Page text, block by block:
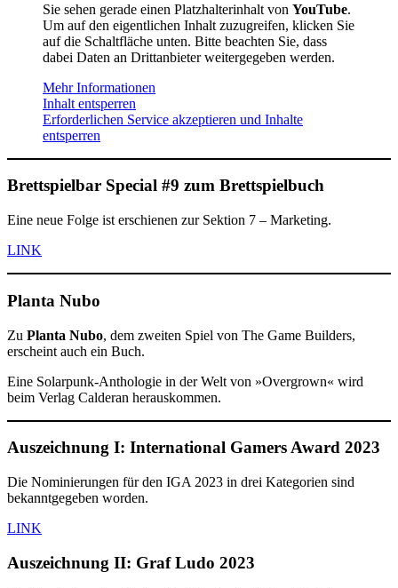
Sie sehen gerade einen Platzhalterinhalt von YouTube.
Um auf den eigentlichen Inhalt zuzugreifen, klicken Sie
auf die Schaltfläche unten. Bitte beachten Sie, dass
dabei Daten an Drittanbieter weitergegeben werden.
Mehr Informationen
Inhalt entsperren
Erforderlichen Service akzeptieren und Inhalte
entsperren
Brettspielbar Special #9 zum Brettspielbuch
Eine neue Folge ist erschienen zur Sektion 7 – Marketing.
LINK
Planta Nubo
Zu Planta Nubo, dem zweiten Spiel von The Game Builders,
erscheint auch ein Buch.
Eine Solarpunk-Anthologie in der Welt von »Overgrown« wird
beim Verlag Calderan herauskommen.
Auszeichnung I: International Gamers Award 2023
Die Nominierungen für den IGA 2023 in drei Kategorien sind
bekanntgegeben worden.
LINK
Auszeichnung II: Graf Ludo 2023